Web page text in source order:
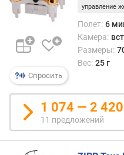
р
т
ь
к
м
/
ч
)
Спросить
управление
Полет: 6
Камера:
Размеры:
Вес: 25 г
1 074 — 2 420
11 предложений